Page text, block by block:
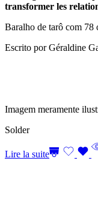
transformer les
Baralho de tarô com 78
Escrito por Géraldine
Imagem meramente
Solder
Lire la suite